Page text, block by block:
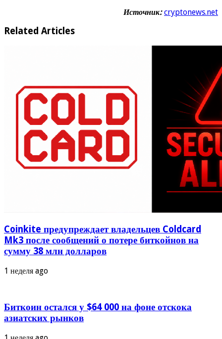
Источник: cryptonews.net
Related Articles
Coinkite предупреждает владельцев Coldcard
Mk3 после сообщений о потере биткойнов на
сумму 38 млн долларов
1 неделя ago
Биткоин остался у $64 000 на фоне отскока
азиатских рынков